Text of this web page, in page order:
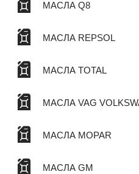
МАСЛА Q8
МАСЛА REPSOL
МАСЛА TOTAL
МАСЛА VAG
МАСЛА MOPAR
МАСЛА GM